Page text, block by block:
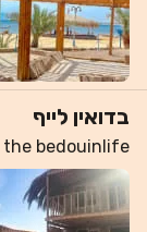
בדואין לייף
the bedouinlife